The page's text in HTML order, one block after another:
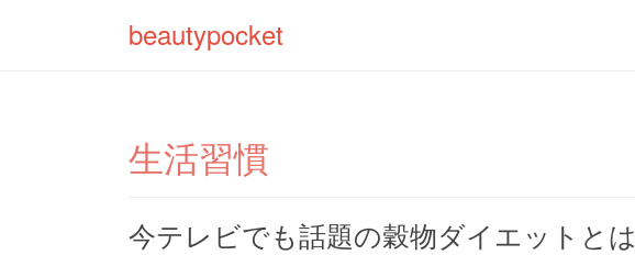
beautypocket
生活習慣
今テレビでも話題の穀物ダイエットとは